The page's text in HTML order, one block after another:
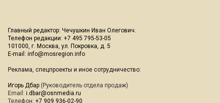
Главный редактор: Чечушкин Иван Олегович.
Телефон редакции: +7 495 795-53-05
101000, г. Москва, ул. Покровка, д. 5
E-mail: info@mosregion.info
Реклама, спецпроекты и иное сотрудничество:
Игорь Дбар (Руководитель отдела продаж)
Email: i.dbar@osnmedia.ru
Телефон: +7 909 936-02-90